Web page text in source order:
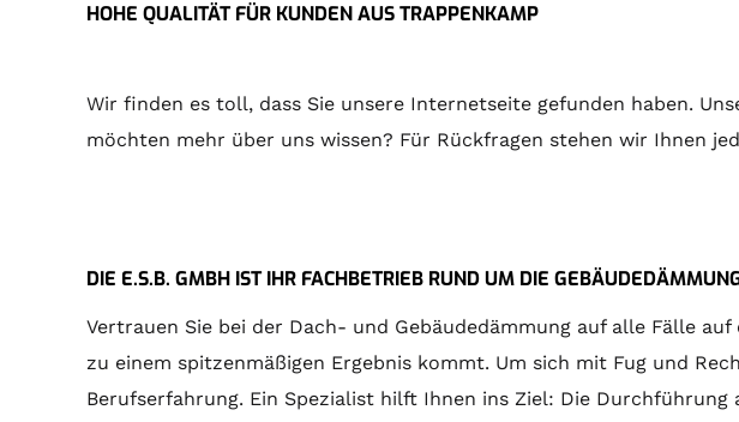
HOHE QUALITÄT FÜR KUNDEN AUS TRAPPENKAMP
Wir finden es toll, dass Sie unsere Internetseite gefunden haben.
möchten mehr über uns wissen? Für Rückfragen stehen wir Ihnen
DIE E.S.B. GMBH IST IHR FACHBETRIEB RUND UM DIE
Vertrauen Sie bei der Dach- und Gebäudedämmung auf alle Fälle
zu einem spitzenmäßigen Ergebnis kommt. Um sich mit Fug und
Berufserfahrung. Ein Spezialist hilft Ihnen ins Ziel: Die